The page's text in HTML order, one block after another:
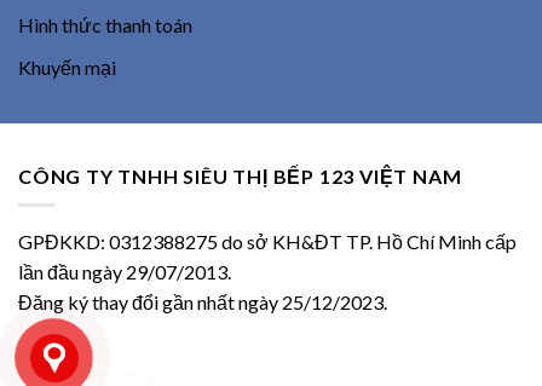
Hình thức thanh toán
Khuyến mại
CÔNG TY TNHH SIÊU THỊ BẾP 123 VIỆT NAM
GPĐKKD: 0312388275 do sở KH&ĐT TP. Hồ Chí Minh cấp
lần đầu ngày 29/07/2013.
Đăng ký thay đổi gần nhất ngày 25/12/2023.